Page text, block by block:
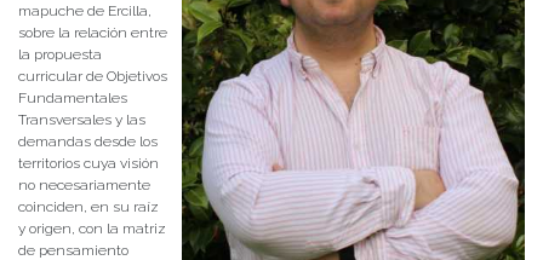
mapuche de Ercilla,
sobre la relación entre
la propuesta
curricular de Objetivos
Fundamentales
Transversales y las
demandas desde los
territorios cuya visión
no necesariamente
coinciden, en su raíz
y origen, con la matriz
de pensamiento